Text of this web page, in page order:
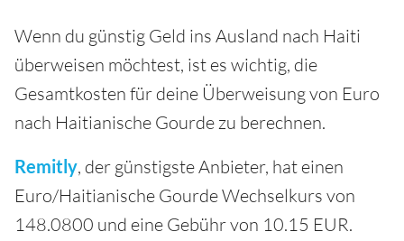
Wenn du günstig Geld ins Ausland nach Haiti
überweisen möchtest, ist es wichtig, die
Gesamtkosten für deine Überweisung von Euro
nach Haitianische Gourde zu berechnen.
Remitly, der günstigste Anbieter, hat einen
Euro/Haitianische Gourde Wechselkurs von
148.0800 und eine Gebühr von 10.15 EUR.